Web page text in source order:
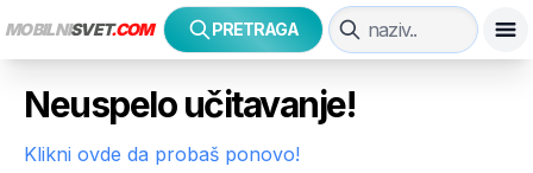
MOBILNISVET.COM PRETRAGA
Neuspelo učitavanje!
Klikni ovde da probaš ponovo!